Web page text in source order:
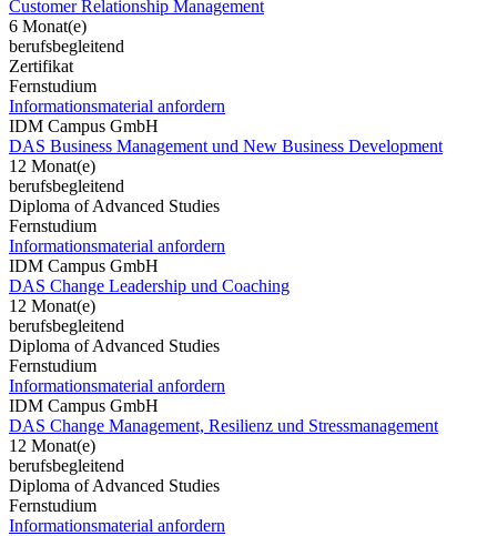
Customer Relationship Management
6 Monat(e)
berufsbegleitend
Zertifikat
Fernstudium
Informationsmaterial anfordern
IDM Campus GmbH
DAS Business Management und New Business Development
12 Monat(e)
berufsbegleitend
Diploma of Advanced Studies
Fernstudium
Informationsmaterial anfordern
IDM Campus GmbH
DAS Change Leadership und Coaching
12 Monat(e)
berufsbegleitend
Diploma of Advanced Studies
Fernstudium
Informationsmaterial anfordern
IDM Campus GmbH
DAS Change Management, Resilienz und Stressmanagement
12 Monat(e)
berufsbegleitend
Diploma of Advanced Studies
Fernstudium
Informationsmaterial anfordern